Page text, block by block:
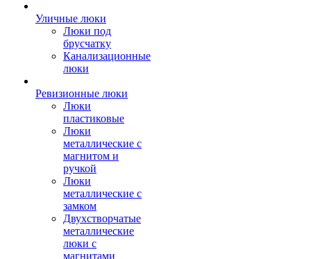
Уличные люки
Люки под
брусчатку
Канализационные
люки
Ревизионные люки
Люки
пластиковые
Люки
металлические с
магнитом и
ручкой
Люки
металлические с
замком
Двухстворчатые
металлические
люки с
магнитами